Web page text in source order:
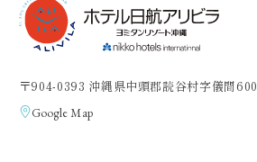
〒904-0393 沖縄県中頭郡読谷村字儀間600
Google Map